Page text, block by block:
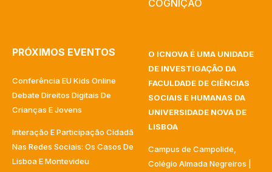
COGNIÇÃO
PRÓXIMOS EVENTOS
Conferência EU Kids Online
Debate Direitos Digitais De
Crianças E Jovens
Interação E Participação Cidadã
Nas Redes Sociais: Os Casos De
Lisboa E Montevideu
O ICNOVA É UMA UNIDADE
DE INVESTIGAÇÃO DA
FACULDADE DE CIÊNCIAS
SOCIAIS E HUMANAS DA
UNIVERSIDADE NOVA DE
LISBOA
Campus de Campolide,
Colégio Almada Negreiros |